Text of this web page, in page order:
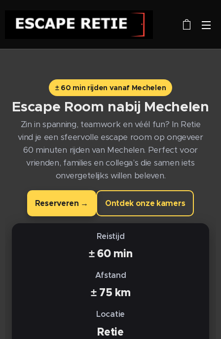
± 60 min rijden vanaf Mechelen
Escape Room nabij Mechelen
Zin in spanning, teamwork en véél fun? In Retie
vind je een sfeervolle escape room op ongeveer
60 minuten rijden van Mechelen. Perfect voor
vrienden, families en collega’s die samen iets
onvergetelijks willen beleven.
Reserveren → Ontdek onze kamers
Reistijd
± 60 min
Afstand
± 75 km
Locatie
Retie